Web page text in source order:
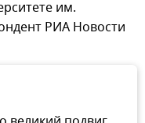
им.
РИА Новости